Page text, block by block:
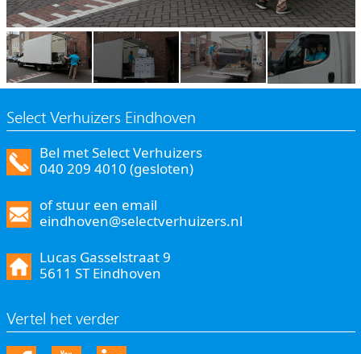
Select Verhuizers Eindhoven
Bel met Select Verhuizers
040 209 4010 (gesloten)
of stuur een email
eindhoven@selectverhuizers.nl
Lucas Gasselstraat 9
5611 ST Eindhoven
Vertel het verder